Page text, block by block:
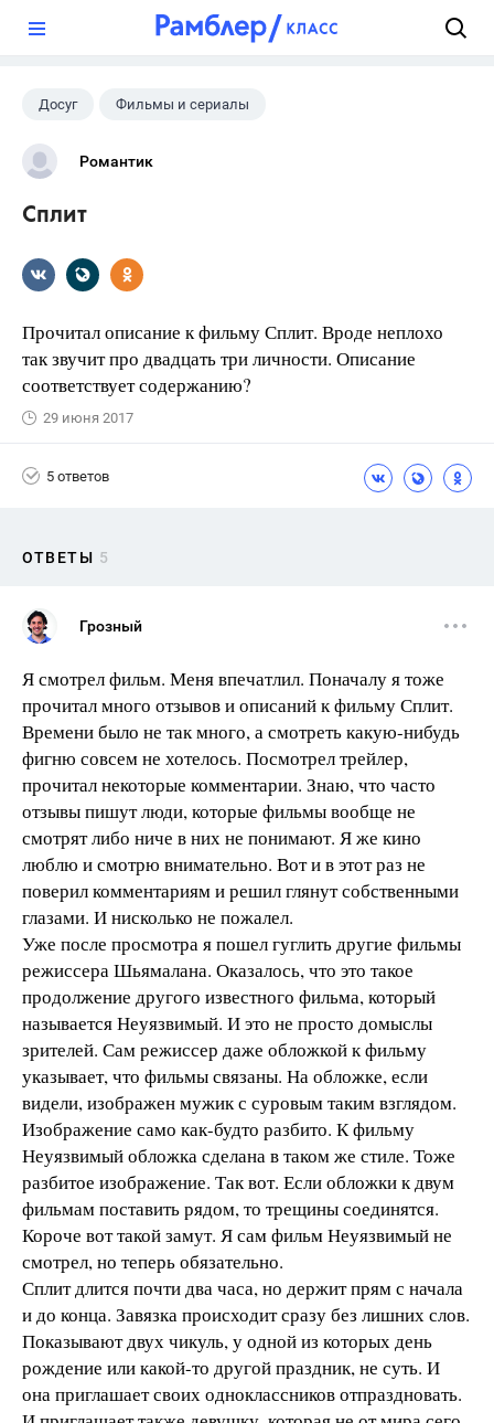
Досуг Фильмы и сериалы
Романтик
Сплит
Прочитал описание к фильму Сплит. Вроде неплохо
так звучит про двадцать три личности. Описание
соответствует содержанию?
29 июня 2017
5 ответов
ОТВЕТЫ 5
Грозный
Я смотрел фильм. Меня впечатлил. Поначалу я тоже
прочитал много отзывов и описаний к фильму Сплит.
Времени было не так много, а смотреть какую-нибудь
фигню совсем не хотелось. Посмотрел трейлер,
прочитал некоторые комментарии. Знаю, что часто
отзывы пишут люди, которые фильмы вообще не
смотрят либо ниче в них не понимают. Я же кино
люблю и смотрю внимательно. Вот и в этот раз не
поверил комментариям и решил глянут собственными
глазами. И нисколько не пожалел.
Уже после просмотра я пошел гуглить другие фильмы
режиссера Шьямалана. Оказалось, что это такое
продолжение другого известного фильма, который
называется Неуязвимый. И это не просто домыслы
зрителей. Сам режиссер даже обложкой к фильму
указывает, что фильмы связаны. На обложке, если
видели, изображен мужик с суровым таким взглядом.
Изображение само как-будто разбито. К фильму
Неуязвимый обложка сделана в таком же стиле. Тоже
разбитое изображение. Так вот. Если обложки к двум
фильмам поставить рядом, то трещины соединятся.
Короче вот такой замут. Я сам фильм Неуязвимый не
смотрел, но теперь обязательно.
Сплит длится почти два часа, но держит прям с начала
и до конца. Завязка происходит сразу без лишних слов.
Показывают двух чикуль, у одной из которых день
рождение или какой-то другой праздник, не суть. И
она приглашает своих одноклассников отпраздновать.